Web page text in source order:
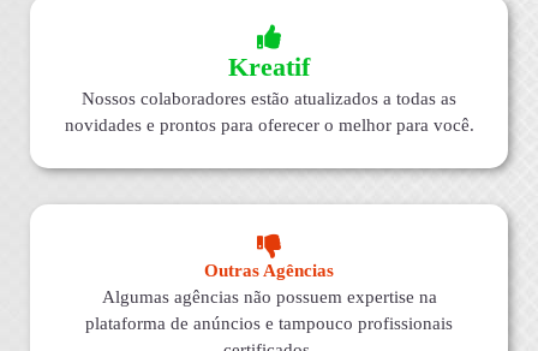
Kreatif
Nossos colaboradores estão atualizados a todas as
novidades e prontos para oferecer o melhor para você.
Outras Agências
Algumas agências não possuem expertise na
plataforma de anúncios e tampouco profissionais